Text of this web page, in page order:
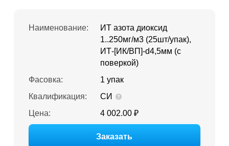
Наименование:
ИТ азота диоксид
1..250мг/м3 (25шт/упак),
ИТ-[ИК/ВП]-d4,5мм (с
поверкой)
Фасовка:
1 упак
Квалификация:
СИ
Цена:
4 002.00 ₽
Заказать